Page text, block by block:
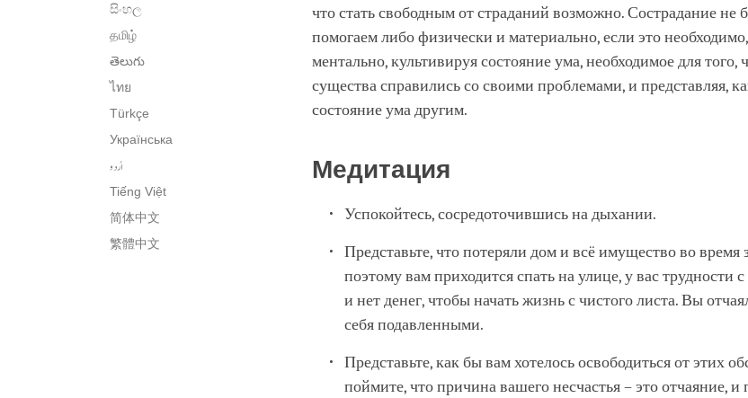
සිංහල
தமிழ்
తెలుగు
ไทย
Türkçe
Українська
اُردو
Tiếng Việt
简体中文
繁體中文
что стать свободным от страданий возможно. Сострадание не
помогаем либо физически и материально, если это
ментально, культивируя состояние ума, необходимое для того,
существа справились со своими проблемами, и представляя,
состояние ума другим.
Медитация
Успокойтесь, сосредоточившись на дыхании.
Представьте, что потеряли дом и всё имущество во время
поэтому вам приходится спать на улице, у вас трудности
и нет денег, чтобы начать жизнь с чистого листа. Вы
себя подавленными.
Представьте, как бы вам хотелось освободиться от этих
поймите, что причина вашего несчастья – это отчаяние,